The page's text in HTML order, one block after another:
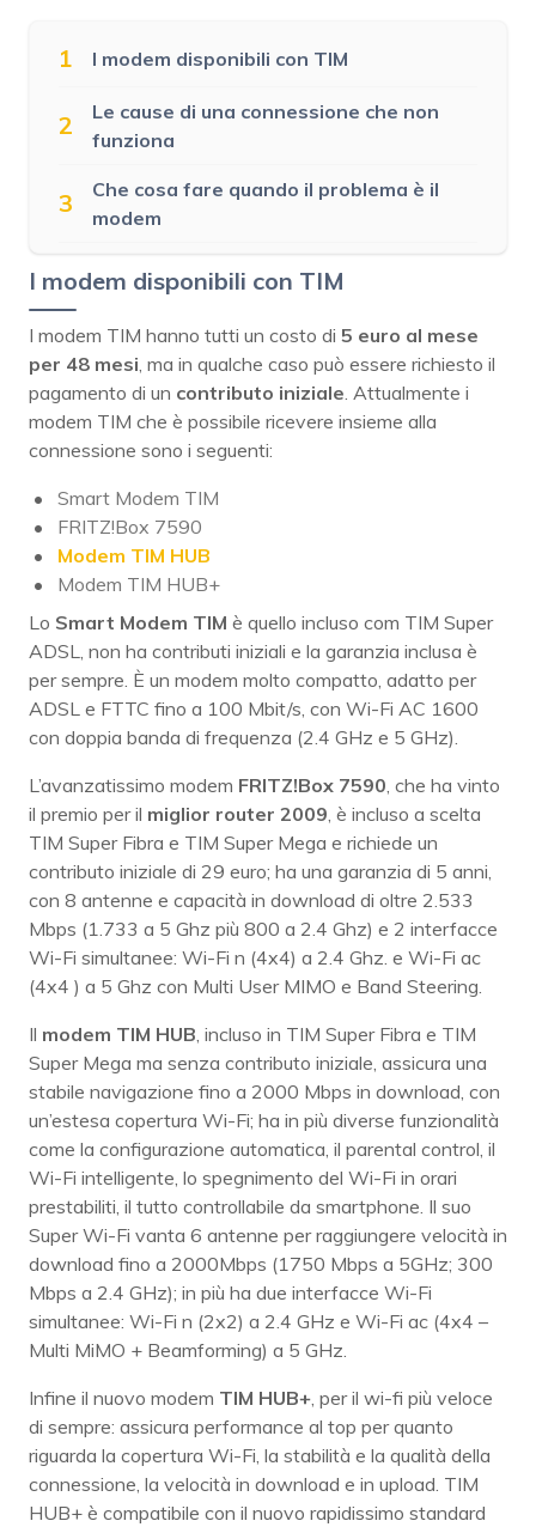
1 I modem disponibili con TIM
2
Le cause di una connessione che non
funziona
3
Che cosa fare quando il problema è il
modem
I modem disponibili con TIM
I modem TIM hanno tutti un costo di 5 euro al mese
per 48 mesi , ma in qualche caso può essere richiesto il
pagamento di un contributo iniziale . Attualmente i
modem TIM che è possibile ricevere insieme alla
connessione sono i seguenti:
Smart Modem TIM
FRITZ!Box 7590
Modem TIM HUB
Modem TIM HUB+
Lo Smart Modem TIM è quello incluso com TIM Super
ADSL, non ha contributi iniziali e la garanzia inclusa è
per sempre. È un modem molto compatto, adatto per
ADSL e FTTC fino a 100 Mbit/s, con Wi-Fi AC 1600
con doppia banda di frequenza (2.4 GHz e 5 GHz).
L’avanzatissimo modem FRITZ!Box 7590 , che ha vinto
il premio per il miglior router 2009 , è incluso a scelta
TIM Super Fibra e TIM Super Mega e richiede un
contributo iniziale di 29 euro; ha una garanzia di 5 anni,
con 8 antenne e capacità in download di oltre 2.533
Mbps (1.733 a 5 Ghz più 800 a 2.4 Ghz) e 2 interfacce
Wi-Fi simultanee: Wi-Fi n (4x4) a 2.4 Ghz. e Wi-Fi ac
(4x4 ) a 5 Ghz con Multi User MIMO e Band Steering.
Il modem TIM HUB , incluso in TIM Super Fibra e TIM
Super Mega ma senza contributo iniziale, assicura una
stabile navigazione fino a 2000 Mbps in download, con
un’estesa copertura Wi-Fi; ha in più diverse funzionalità
come la configurazione automatica, il parental control, il
Wi-Fi intelligente, lo spegnimento del Wi-Fi in orari
prestabiliti, il tutto controllabile da smartphone. Il suo
Super Wi-Fi vanta 6 antenne per raggiungere velocità in
download fino a 2000Mbps (1750 Mbps a 5GHz; 300
Mbps a 2.4 GHz); in più ha due interfacce Wi-Fi
simultanee: Wi-Fi n (2x2) a 2.4 GHz e Wi-Fi ac (4x4 –
Multi MiMO + Beamforming) a 5 GHz.
Infine il nuovo modem TIM HUB+ , per il wi-fi più veloce
di sempre: assicura performance al top per quanto
riguarda la copertura Wi-Fi, la stabilità e la qualità della
connessione, la velocità in download e in upload. TIM
HUB+ è compatibile con il nuovo rapidissimo standard